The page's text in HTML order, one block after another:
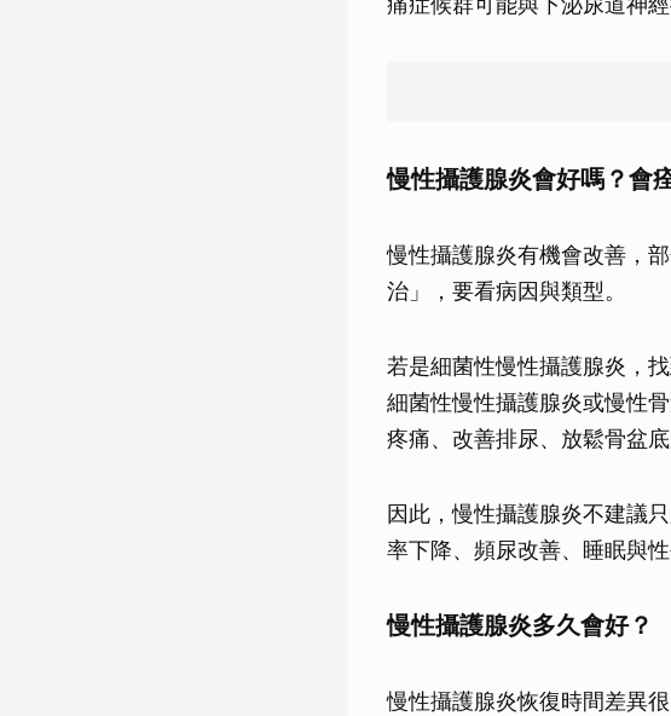
慢性攝護腺炎會好嗎？會
慢性攝護腺炎有機會改善，
治」，要看病因與類型。
若是細菌性慢性攝護腺炎，
細菌性慢性攝護腺炎或慢性
疼痛、改善排尿、放鬆骨盆
因此，慢性攝護腺炎不建議
率下降、頻尿改善、睡眠與
慢性攝護腺炎多久會好？
慢性攝護腺炎恢復時間差異